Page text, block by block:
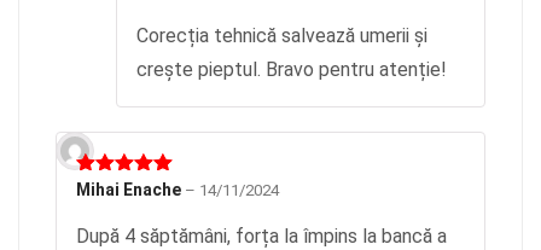
Corecția tehnică salvează umerii și
crește pieptul. Bravo pentru atenție!
Evaluat la
Mihai Enache – 14/11/2024
După 4 săptămâni, forța la împins la bancă a